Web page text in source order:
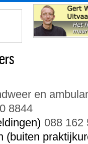
en
8844
088 162
(buiten